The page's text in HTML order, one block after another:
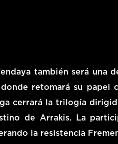
también será una
retomará su papel
cerrará la trilogía
de Arrakis. La
la resistencia